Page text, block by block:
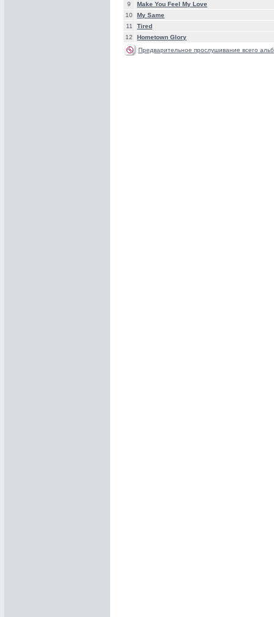
9
Make You Feel My Love
10
My Same
11
Tired
12
Hometown Glory
Предварительное прослушивание всего